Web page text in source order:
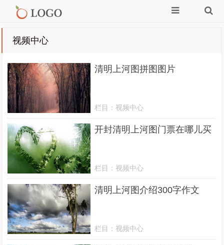
视频中心
清明上河图拼图图片
栏目：视频中心
开封清明上河图门票在哪儿买
栏目：视频中心
清明上河图介绍300字作文
栏目：视频中心